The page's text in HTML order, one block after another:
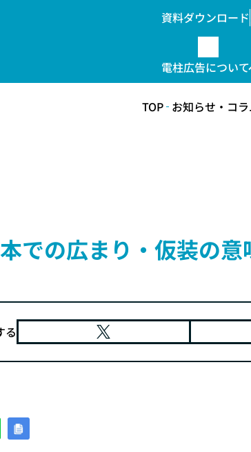
資料ダウンロード
電柱広告について
め空き電柱情報 公共表示付き電柱広告
治体向け
その他関連
デザイン制作
インバウンド商材
TOP お知らせ・コ
での広まり・仮装の意
る